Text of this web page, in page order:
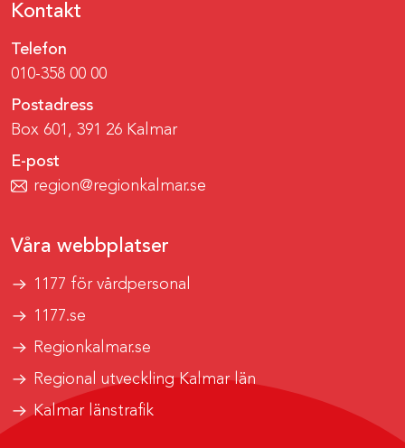
Kontakt
Telefon
010-358 00 00
Postadress
Box 601, 391 26 Kalmar
E-post
region@regionkalmar.se
Våra webbplatser
1177 för vårdpersonal
1177.se
Regionkalmar.se
Regional utveckling Kalmar län
Kalmar länstrafik